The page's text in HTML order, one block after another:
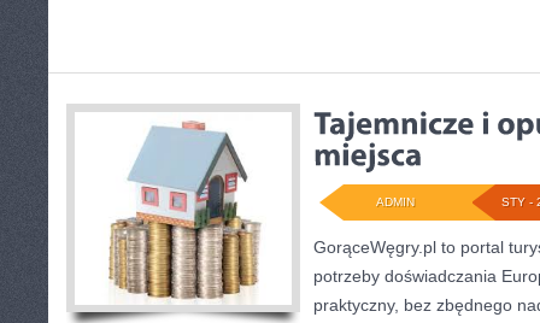
STY -
ADMIN
GorąceWęgry.pl to portal
potrzeby doświadczania
praktyczny, bez zbędnego